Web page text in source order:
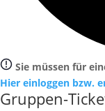
Sie müssen für
Hier einloggen bzw.
Gruppen-